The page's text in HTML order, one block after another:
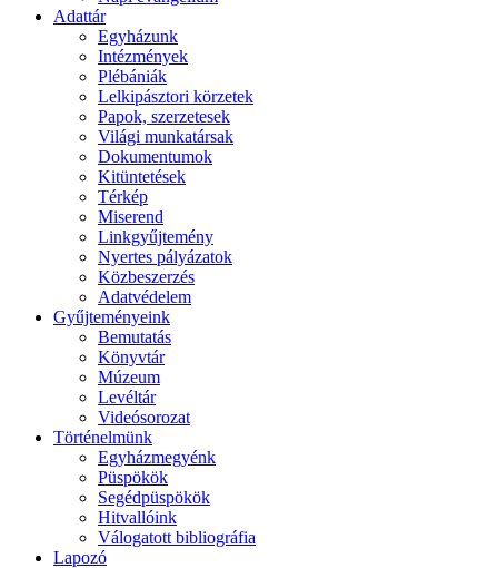
Adattár
Egyházunk
Intézmények
Plébániák
Lelkipásztori körzetek
Papok, szerzetesek
Világi munkatársak
Dokumentumok
Kitüntetések
Térkép
Miserend
Linkgyűjtemény
Nyertes pályázatok
Közbeszerzés
Adatvédelem
Gyűjteményeink
Bemutatás
Könyvtár
Múzeum
Levéltár
Videósorozat
Történelmünk
Egyházmegyénk
Püspökök
Segédpüspökök
Hitvallóink
Válogatott bibliográfia
Lapozó